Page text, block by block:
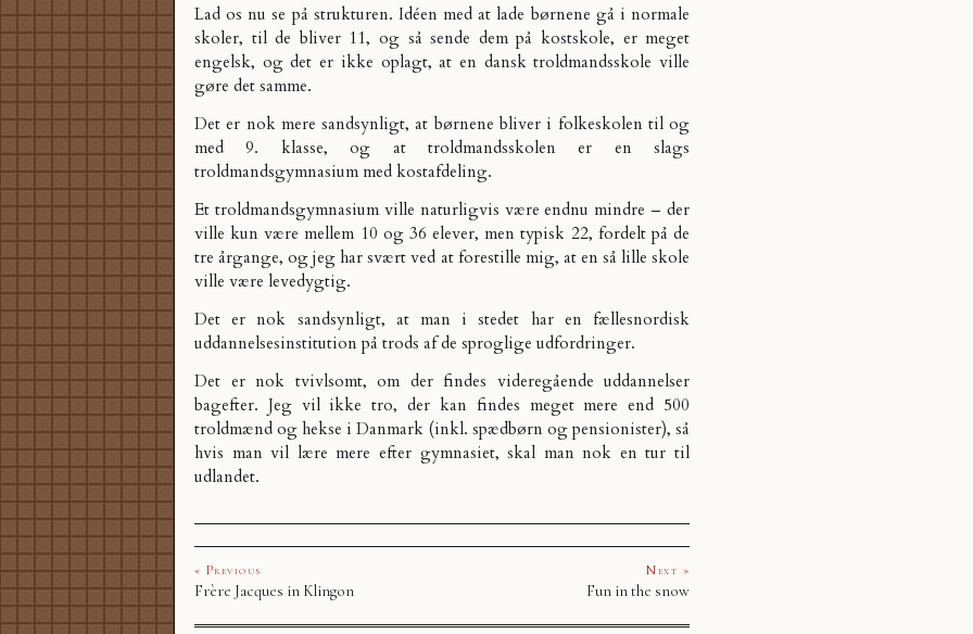
Lad os nu se på strukturen. Idéen med at lade børnene gå i normale
skoler, til de bliver 11, og så sende dem på kostskole, er meget
engelsk, og det er ikke oplagt, at en dansk troldmandsskole ville
gøre det samme.
Det er nok mere sandsynligt, at børnene bliver i folkeskolen til og
med 9. klasse, og at troldmandsskolen er en slags
troldmandsgymnasium med kostafdeling.
Et troldmandsgymnasium ville naturligvis være endnu mindre – der
ville kun være mellem 10 og 36 elever, men typisk 22, fordelt på de
tre årgange, og jeg har svært ved at forestille mig, at en så lille skole
ville være levedygtig.
Det er nok sandsynligt, at man i stedet har en fællesnordisk
uddannelsesinstitution på trods af de sproglige udfordringer.
Det er nok tvivlsomt, om der findes videregående uddannelser
bagefter. Jeg vil ikke tro, der kan findes meget mere end 500
troldmænd og hekse i Danmark (inkl. spædbørn og pensionister), så
hvis man vil lære mere efter gymnasiet, skal man nok en tur til
udlandet.
« Previous
Frère Jacques in Klingon
Next »
Fun in the snow